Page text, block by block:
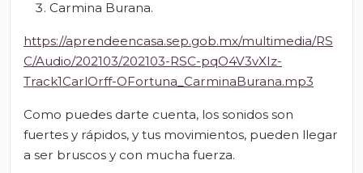
Carmina Burana.
https://aprendeencasa.sep.gob.mx/multimedia/RS
C/Audio/202103/202103-RSC-pqO4V3vXIz-
Track1CarlOrff-OFortuna_CarminaBurana.mp3
Como puedes darte cuenta, los sonidos son
fuertes y rápidos, y tus movimientos, pueden llegar
a ser bruscos y con mucha fuerza.